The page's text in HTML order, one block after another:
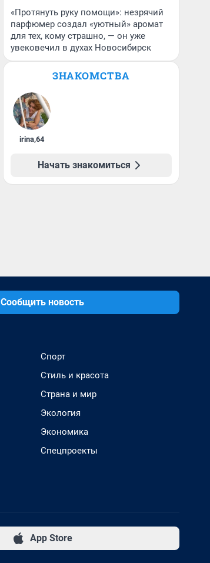
«Протянуть руку помощи»: незрячий
парфюмер создал «уютный» аромат
для тех, кому страшно, — он уже
увековечил в духах Новосибирск
ЗНАКОМСТВА
irina,64
Начать знакомиться
Сообщить новость
Спорт
Стиль и красота
Страна и мир
Экология
Экономика
Спецпроекты
App Store